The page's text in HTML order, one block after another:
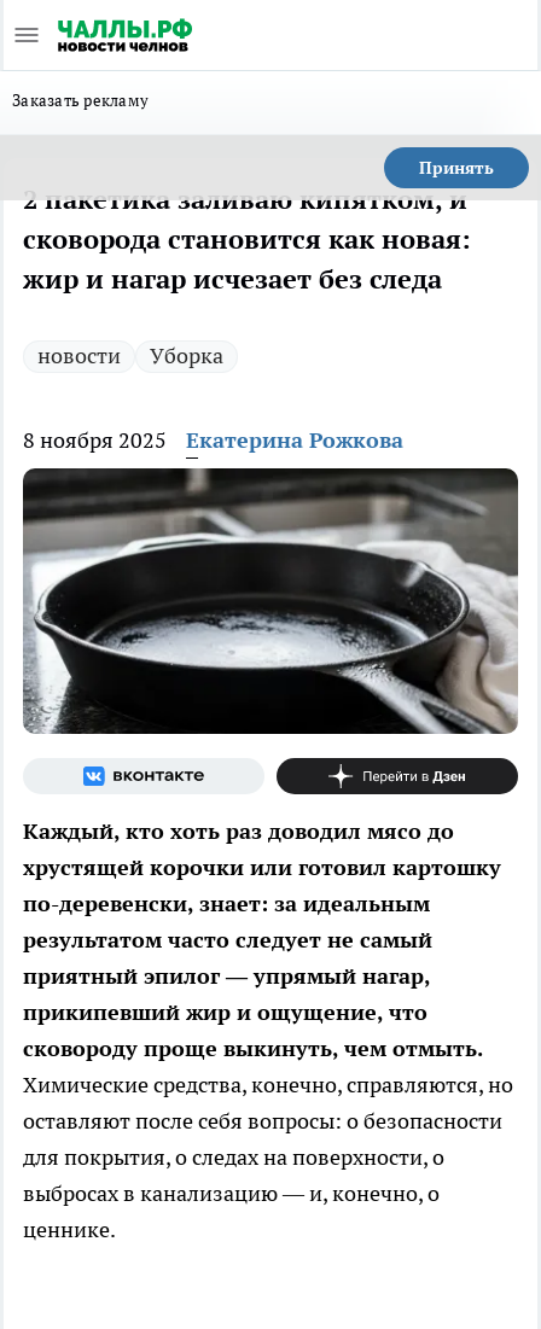
Заказать рекламу
Принять
2 пакетика заливаю кипятком, и
сковорода становится как новая:
жир и нагар исчезает без следа
новости Уборка
8 ноября 2025 Екатерина Рожкова
Каждый, кто хоть раз доводил мясо до
хрустящей корочки или готовил картошку
по-деревенски, знает: за идеальным
результатом часто следует не самый
приятный эпилог — упрямый нагар,
прикипевший жир и ощущение, что
сковороду проще выкинуть, чем отмыть.
Химические средства, конечно, справляются, но
оставляют после себя вопросы: о безопасности
для покрытия, о следах на поверхности, о
выбросах в канализацию — и, конечно, о
ценнике.